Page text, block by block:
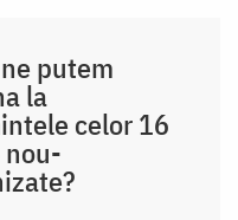
putem
la
celor 16